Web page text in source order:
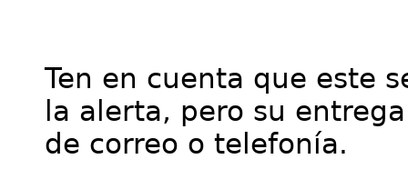
Ten en cuenta que este
la alerta, pero su
de correo o telefonía.